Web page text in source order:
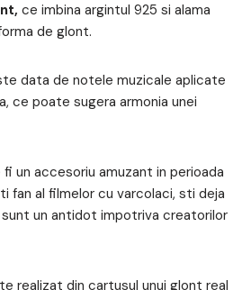
ce imbina argintul 925 si alama
de glont.
data de notele muzicale aplicate
ce poate sugera armonia unei
un accesoriu amuzant in perioada
fan al filmelor cu varcolaci, sti deja
un antidot impotriva creatorilor
realizat din cartusul unui glont real